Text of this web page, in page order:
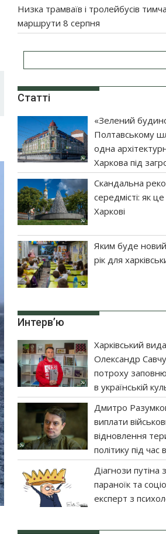
Низка трамваїв і тролейбусів
маршрути 8 серпня
Статті
«Зелений
Полтавському
одна
Харкова під
Скандальна
середмісті: як
Харкові
Яким буде
рік для
Интерв’ю
Харківський
Олександр
потроху
в українській
Дмитро
виплати
відновлення
політику під час
Діагнози путіна
параноїк та
експерт з